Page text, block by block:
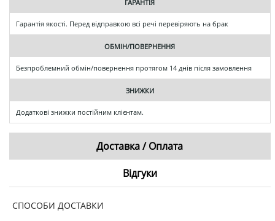
ГАРАНТІЯ
Гарантія якості. Перед відправкою всі речі перевіряють на брак
ОБМІН/ПОВЕРНЕННЯ
Безпроблемний обмін/повернення протягом 14 днів після замовлення
ЗНИЖКИ
Додаткові знижки постійним клієнтам.
Доставка / Оплата
Відгуки
СПОСОБИ ДОСТАВКИ